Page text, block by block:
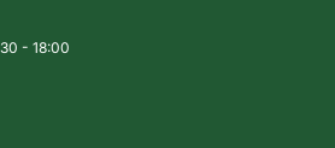
- 18:00